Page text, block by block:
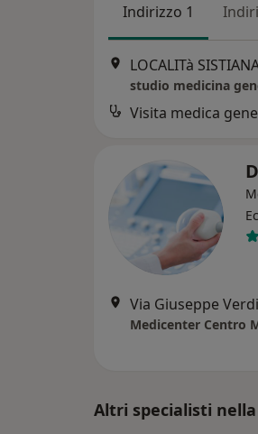
Indirizzo 1
LOCALITà
studio medicina
Altri specialisti